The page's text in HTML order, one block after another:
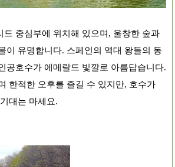
드 중심부에 위치해 있으며, 울창한 숲과
이 유명합니다. 스페인의 역대 왕들의 동
공호수가 에메랄드 빛깔로 아름답습니다.
한적한 오후를 즐길 수 있지만, 호수가
대는 마세요.